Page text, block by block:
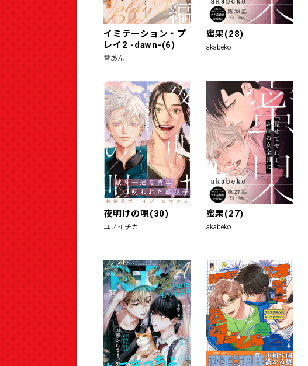
イミテーション・プ
レイ2 -dawn-(6)
誉あん
蜜果(28)
akabeko
夜明けの唄(30)
ユノイチカ
蜜果(27)
akabeko